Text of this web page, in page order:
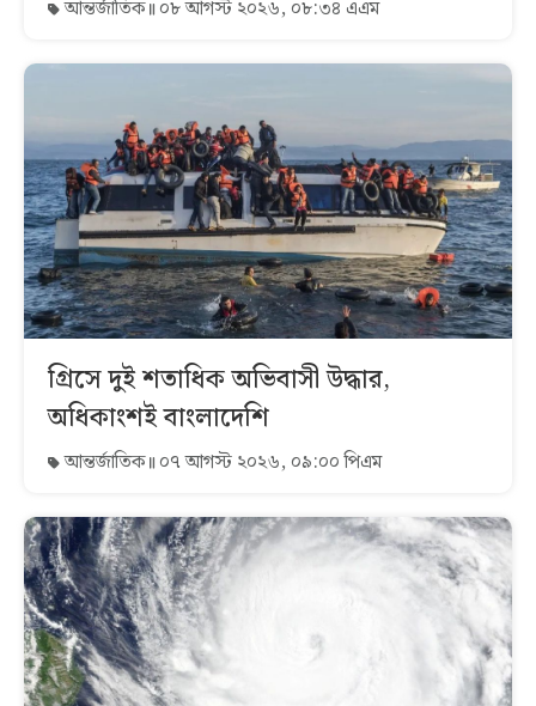
আন্তর্জাতিক ০৮ আগস্ট ২০২৬, ০৮:৩৪ এএম
গ্রিসে দুই শতাধিক অভিবাসী উদ্ধার,
অধিকাংশই বাংলাদেশি
আন্তর্জাতিক ০৭ আগস্ট ২০২৬, ০৯:০০ পিএম